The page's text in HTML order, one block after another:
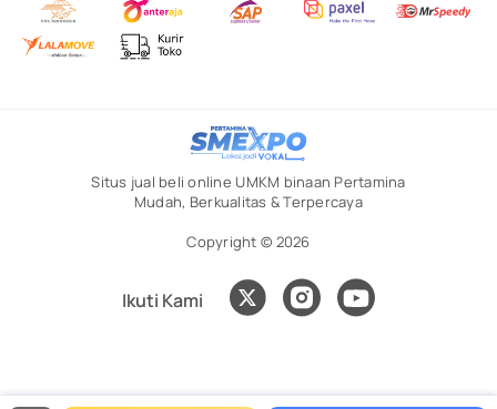
Situs jual beli online UMKM binaan Pertamina
Mudah, Berkualitas & Terpercaya
Copyright © 2026
Ikuti Kami